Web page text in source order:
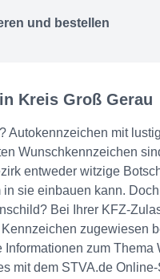
und bestellen
Kreis Groß Gerau
Autokennzeichen mit
Wunschkennzeichen
entweder witzige
in sie einbauen kann.
Bei Ihrer KFZ-
zugewiesen
zum Thema
mit dem STVA.de